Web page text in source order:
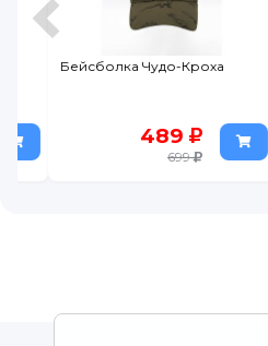
Бейсболка Чудо-Кроха
489